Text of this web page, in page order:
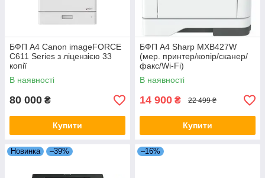
БФП А4 Canon imageFORCE
C611 Series з ліцензією 33
копії
В наявності
80 000 ₴
Купити
БФП А4 Sharp MXB427W
(мер. принтер/копір/сканер/
факс/Wi-Fi)
В наявності
14 900 ₴ 22 499 ₴
Купити
Новинка –39% –16%